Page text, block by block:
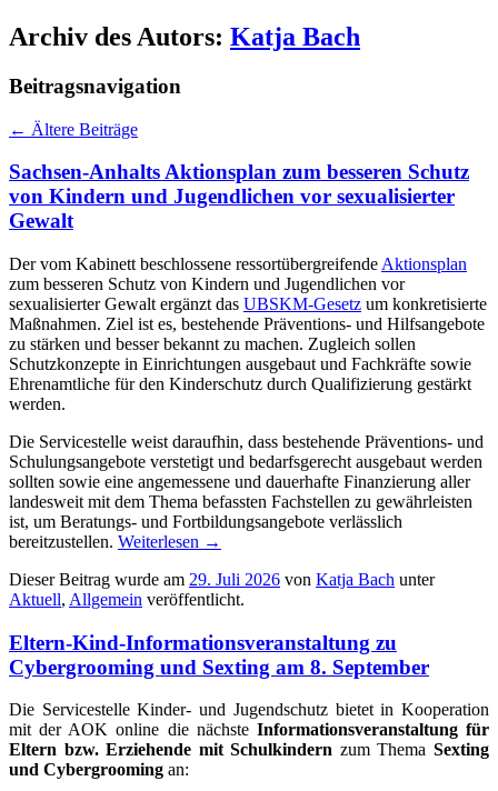
Archiv des Autors: Katja Bach
Beitragsnavigation
← Ältere Beiträge
Sachsen-Anhalts Aktionsplan zum besseren Schutz
von Kindern und Jugendlichen vor sexualisierter
Gewalt
Der vom Kabinett beschlossene ressortübergreifende Aktionsplan
zum besseren Schutz von Kindern und Jugendlichen vor
sexualisierter Gewalt ergänzt das UBSKM-Gesetz um konkretisierte
Maßnahmen. Ziel ist es, bestehende Präventions- und Hilfsangebote
zu stärken und besser bekannt zu machen. Zugleich sollen
Schutzkonzepte in Einrichtungen ausgebaut und Fachkräfte sowie
Ehrenamtliche für den Kinderschutz durch Qualifizierung gestärkt
werden.
Die Servicestelle weist daraufhin, dass bestehende Präventions- und
Schulungsangebote verstetigt und bedarfsgerecht ausgebaut werden
sollten sowie eine angemessene und dauerhafte Finanzierung aller
landesweit mit dem Thema befassten Fachstellen zu gewährleisten
ist, um Beratungs- und Fortbildungsangebote verlässlich
bereitzustellen. Weiterlesen →
Dieser Beitrag wurde am 29. Juli 2026 von Katja Bach unter
Aktuell, Allgemein veröffentlicht.
Eltern-Kind-Informationsveranstaltung zu
Cybergrooming und Sexting am 8. September
Die Servicestelle Kinder- und Jugendschutz bietet in Kooperation
mit der AOK online die nächste Informationsveranstaltung für
Eltern bzw. Erziehende mit Schulkindern zum ThemaSexting
und Cybergrooming an: